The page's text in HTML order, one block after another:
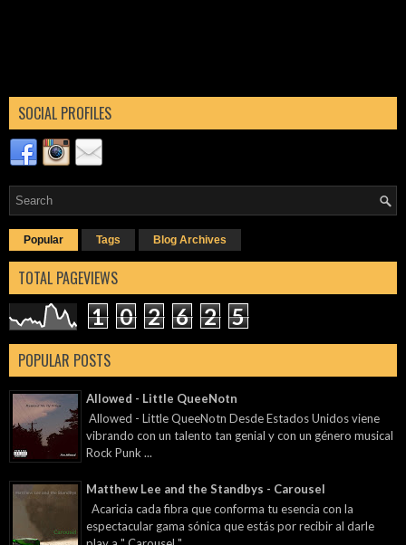
SOCIAL PROFILES
Popular Tags Blog Archives
TOTAL PAGEVIEWS
1 0 2 6 2 5
POPULAR POSTS
Allowed - Little QueeNotn
Allowed - Little QueeNotn Desde Estados Unidos viene
vibrando con un talento tan genial y con un género musical
Rock Punk ...
Matthew Lee and the Standbys - Carousel
Acaricia cada fibra que conforma tu esencia con la
espectacular gama sónica que estás por recibir al darle